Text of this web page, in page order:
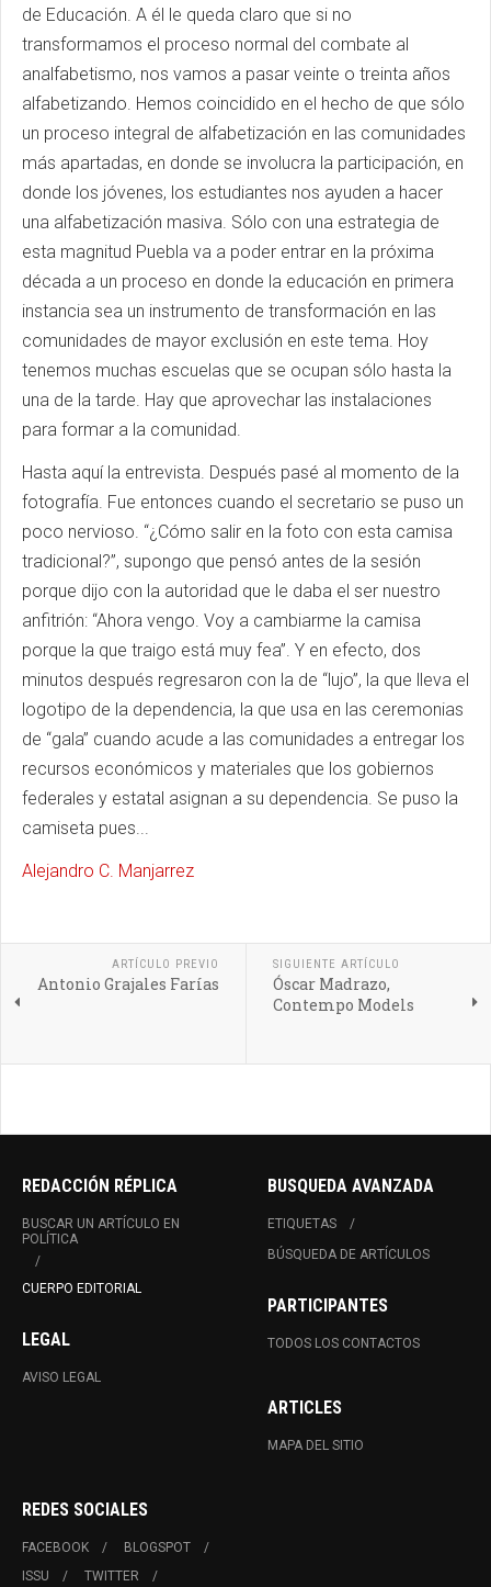
de Educación. A él le queda claro que si no
transformamos el proceso normal del combate al
analfabetismo, nos vamos a pasar veinte o treinta años
alfabetizando. Hemos coincidido en el hecho de que sólo
un proceso integral de alfabetización en las comunidades
más apartadas, en donde se involucra la participación, en
donde los jóvenes, los estudiantes nos ayuden a hacer
una alfabetización masiva. Sólo con una estrategia de
esta magnitud Puebla va a poder entrar en la próxima
década a un proceso en donde la educación en primera
instancia sea un instrumento de transformación en las
comunidades de mayor exclusión en este tema. Hoy
tenemos muchas escuelas que se ocupan sólo hasta la
una de la tarde. Hay que aprovechar las instalaciones
para formar a la comunidad.
Hasta aquí la entrevista. Después pasé al momento de la
fotografía. Fue entonces cuando el secretario se puso un
poco nervioso. “¿Cómo salir en la foto con esta camisa
tradicional?”, supongo que pensó antes de la sesión
porque dijo con la autoridad que le daba el ser nuestro
anfitrión: “Ahora vengo. Voy a cambiarme la camisa
porque la que traigo está muy fea”. Y en efecto, dos
minutos después regresaron con la de “lujo”, la que lleva el
logotipo de la dependencia, la que usa en las ceremonias
de “gala” cuando acude a las comunidades a entregar los
recursos económicos y materiales que los gobiernos
federales y estatal asignan a su dependencia. Se puso la
camiseta pues...
Alejandro C. Manjarrez
ARTÍCULO PREVIO
Antonio Grajales Farías
SIGUIENTE ARTÍCULO
Óscar Madrazo,
Contempo Models
REDACCIÓN RÉPLICA
BUSCAR UN ARTÍCULO EN
POLÍTICA
CUERPO EDITORIAL
LEGAL
AVISO LEGAL
BUSQUEDA AVANZADA
ETIQUETAS
BÚSQUEDA DE ARTÍCULOS
PARTICIPANTES
TODOS LOS CONTACTOS
ARTICLES
MAPA DEL SITIO
REDES SOCIALES
FACEBOOK
BLOGSPOT
ISSU
TWITTER